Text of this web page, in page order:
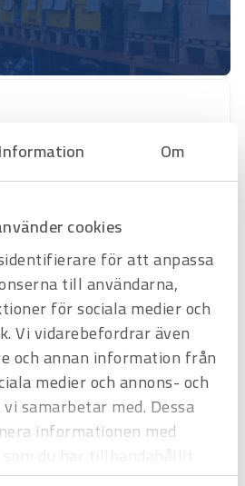
Information Om
cookies
för att anpassa
till användarna,
för sociala medier och
Vi vidarebefordrar även
och annan information från
medier och annons- och
samarbetar med. Dessa
informationen med
1/2 tum
(radie 112)